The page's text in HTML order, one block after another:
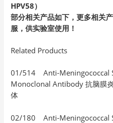
HPV58）
部分相关产品如下，更多相关
服，供实验室使用！
Related Products
01/514 Anti-Meningococcal
Monoclonal Antibody 抗脑膜
体
02/180 Anti-